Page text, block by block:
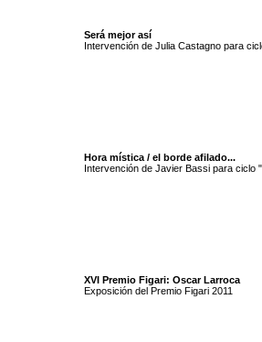
Será mejor así
Intervención de Julia Castagno para
Hora mística / el borde afilado...
Intervención de Javier Bassi para ciclo
XVI Premio Figari: Oscar Larroca
Exposición del Premio Figari 2011